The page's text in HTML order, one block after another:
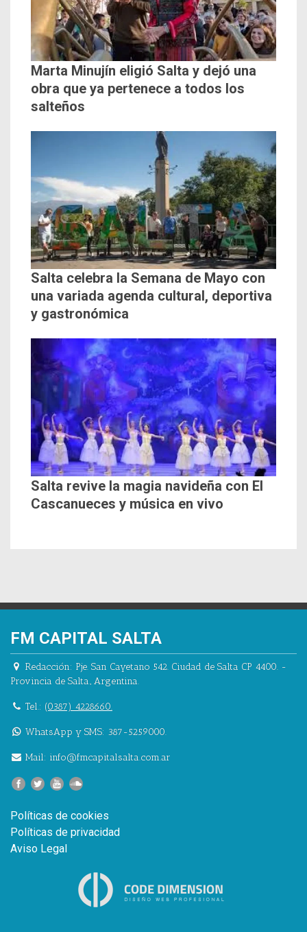
Marta Minujín eligió Salta y dejó una
obra que ya pertenece a todos los
salteños
Salta celebra la Semana de Mayo con
una variada agenda cultural, deportiva
y gastronómica
Salta revive la magia navideña con El
Cascanueces y música en vivo
FM CAPITAL SALTA
Redacción: Pje. San Cayetano 542. Ciudad de Salta CP 4400. -
Provincia de Salta., Argentina.
Tel.: (0387) 4228660.
WhatsApp y SMS: 387-5259000.
Mail: info@fmcapitalsalta.com.ar
Políticas de cookies
Políticas de privacidad
Aviso Legal